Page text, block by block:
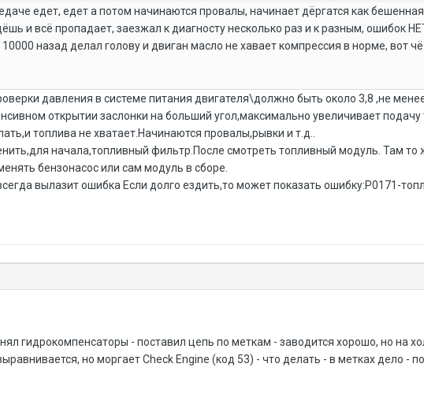
едет, едет а потом начинаются провалы, начинает дёргатся как
и всё пропадает, заезжал к диагносту несколько раз и к разным, ошибок
назад делал голову и двиган масло не хавает компрессия в норме, вот
давления в системе питания двигателя\должно быть около 3,8 ,не
открытии заслонки на больший угол,максимально увеличивает подачу
топлива не хватает.Начинаются провалы,рывки и т.д..
начала,топливный фильтр.После смотреть топливный модуль. Там то
бензонасос или сам модуль в сборе.
вылазит ошибка Если долго ездить,то может показать ошибку:Р0171-
гидрокомпенсаторы - поставил цепь по меткам - заводится хорошо, но на
но моргает Сheck Engine (код 53) - что делать - в метках дело -